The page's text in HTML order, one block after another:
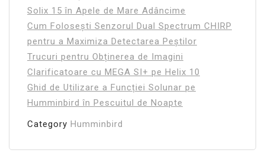
Solix 15 în Apele de Mare Adâncime
Cum Folosești Senzorul Dual Spectrum CHIRP
pentru a Maximiza Detectarea Peștilor
Trucuri pentru Obținerea de Imagini
Clarificatoare cu MEGA SI+ pe Helix 10
Ghid de Utilizare a Funcției Solunar pe
Humminbird în Pescuitul de Noapte
Category Humminbird